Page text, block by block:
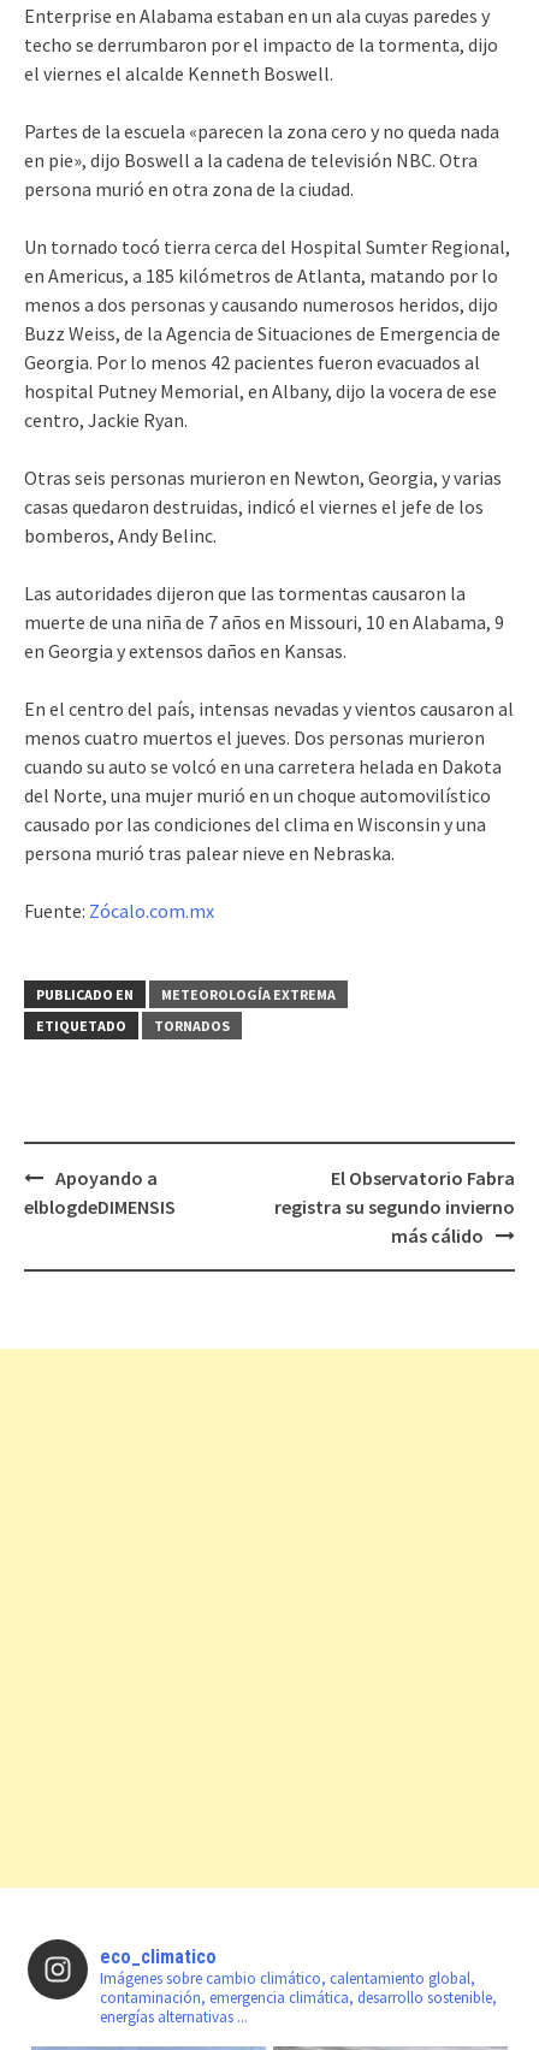
Enterprise en Alabama estaban en un ala cuyas paredes y
techo se derrumbaron por el impacto de la tormenta, dijo
el viernes el alcalde Kenneth Boswell.
Partes de la escuela «parecen la zona cero y no queda nada
en pie», dijo Boswell a la cadena de televisión NBC. Otra
persona murió en otra zona de la ciudad.
Un tornado tocó tierra cerca del Hospital Sumter Regional,
en Americus, a 185 kilómetros de Atlanta, matando por lo
menos a dos personas y causando numerosos heridos, dijo
Buzz Weiss, de la Agencia de Situaciones de Emergencia de
Georgia. Por lo menos 42 pacientes fueron evacuados al
hospital Putney Memorial, en Albany, dijo la vocera de ese
centro, Jackie Ryan.
Otras seis personas murieron en Newton, Georgia, y varias
casas quedaron destruidas, indicó el viernes el jefe de los
bomberos, Andy Belinc.
Las autoridades dijeron que las tormentas causaron la
muerte de una niña de 7 años en Missouri, 10 en Alabama, 9
en Georgia y extensos daños en Kansas.
En el centro del país, intensas nevadas y vientos causaron al
menos cuatro muertos el jueves. Dos personas murieron
cuando su auto se volcó en una carretera helada en Dakota
del Norte, una mujer murió en un choque automovilístico
causado por las condiciones del clima en Wisconsin y una
persona murió tras palear nieve en Nebraska.
Fuente: Zócalo.com.mx
PUBLICADO EN
METEOROLOGÍ­A EXTREMA
ETIQUETADO
TORNADOS
Navegación
Apoyando a
elblogdeDIMENSIS
El Observatorio Fabra
registra su segundo invierno
más cálido
eco_climatico
Imágenes sobre cambio climático, calentamiento global,
contaminación, emergencia climática, desarrollo sostenible,
energías alternativas ...